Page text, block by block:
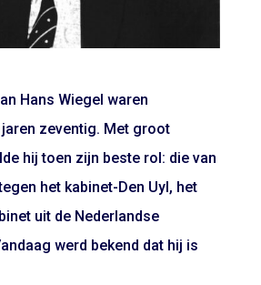
Hans Wiegel waren
zeventig. Met groot
hij toen zijn beste rol: die van
het kabinet-Den Uyl, het
uit de Nederlandse
werd bekend dat hij is